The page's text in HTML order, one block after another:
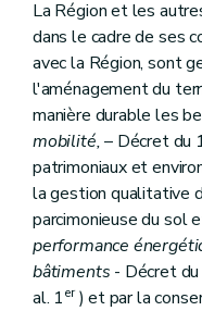
Art. 22
Art. 23
Section 3 (
Art. 24
Art. 25
Art. 26
Art. 27
Art. 28
Art. 29
Art. 30
Art. 31
Art. 31bis
Art. 32
Art. 33
Art. 34
La Région et les
dans le cadre de ses
avec la Région, sont
l'aménagement du
manière durable les
mobilité,– Décret du
patrimoniaux et
la gestion qualitative
parcimonieuse du sol
performance
bâtiments - Décret
al. 1er) et par la